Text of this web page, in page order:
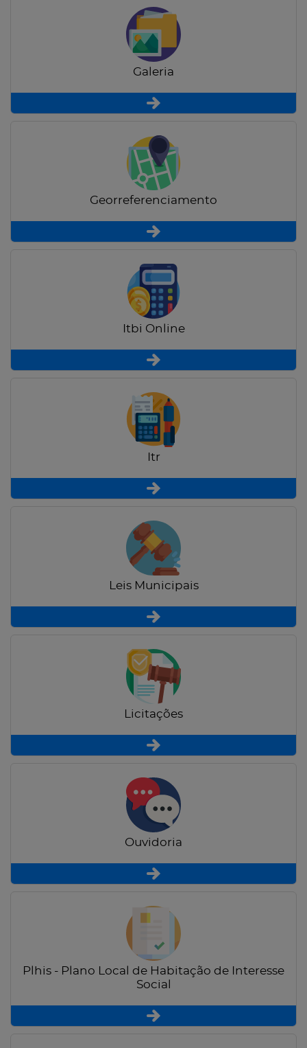
Galeria
Georreferenciamento
Itbi Online
Itr
Leis Municipais
Licitações
Ouvidoria
Plhis - Plano Local de Habitação de Interesse
Social